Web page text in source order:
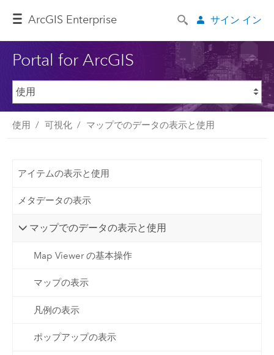
ArcGIS Enterprise サイン イン
Portal for ArcGIS
使用 可視化 マップでのデータの表示と使用
アイテムの表示と使用
メタデータの表示
マップでのデータの表示と使用
Map Viewer の基本操作
マップの表示
凡例の表示
ポップアップの表示